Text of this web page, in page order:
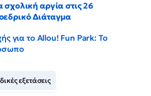
σχολική αργία στις 26
Διάταγμα
για το Allou! Fun Park: Το
εξετάσεις